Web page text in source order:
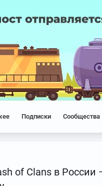
Подписки Сообщества
of Clans в